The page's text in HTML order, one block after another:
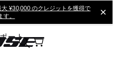
大 ¥30,000 のクレジットを獲得で
す。
ート